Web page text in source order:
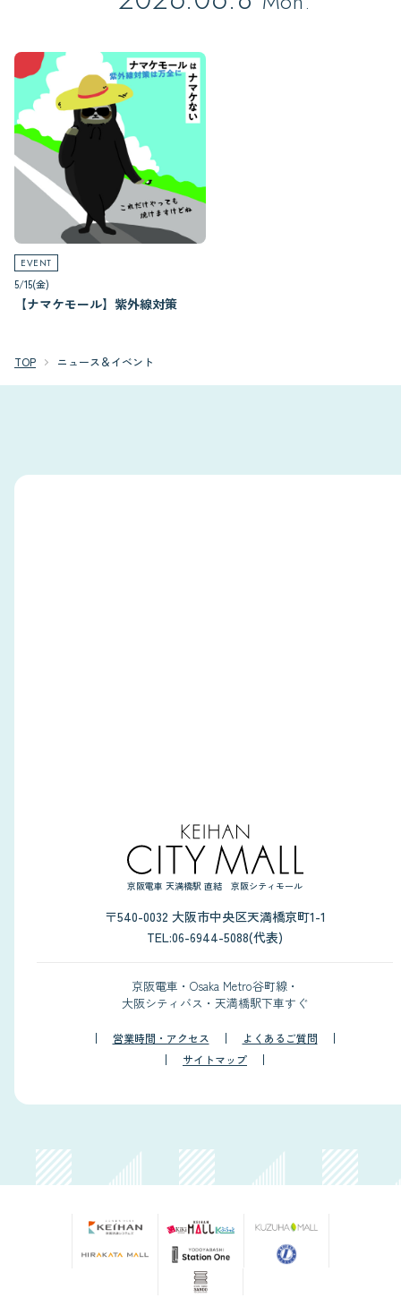
EVENT
5/15(金)
【ナマケモール】紫外線対策
TOP ニュース＆イベント
京阪電車 天満橋駅 直結 京阪シティモール
〒540-0032 大阪市中央区天満橋京町1-1
TEL:06-6944-5088(代表)
京阪電車・Osaka Metro谷町線・
大阪シティバス・天満橋駅下車すぐ
営業時間・アクセス
よくあるご質問
サイトマップ